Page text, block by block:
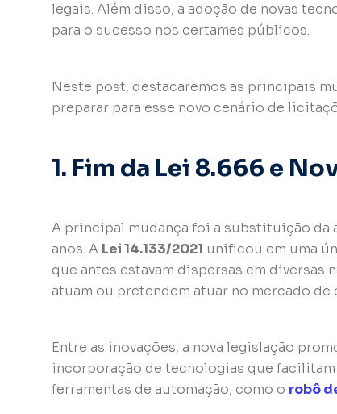
legais. Além disso, a adoção de novas
para o sucesso nos certames públicos.
Neste post, destacaremos as principais
preparar para esse novo cenário de
1. Fim da Lei 8.666 e
A principal mudança foi a substituição da
anos. A Lei 14.133/2021 unificou em uma
que antes estavam dispersas em diversas
atuam ou pretendem atuar no mercado de
Entre as inovações, a nova legislação
incorporação de tecnologias que
ferramentas de automação, como o robô